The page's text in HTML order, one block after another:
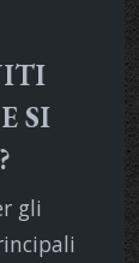
SI
gli